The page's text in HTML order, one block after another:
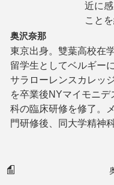
近に
こと
奥沢奈那
東京出身。雙葉高校在
留学生としてベルギー
サラローレンスカレッ
を卒業後NYマイモニ
科の臨床研修を修了。
門研修後、同大学精神